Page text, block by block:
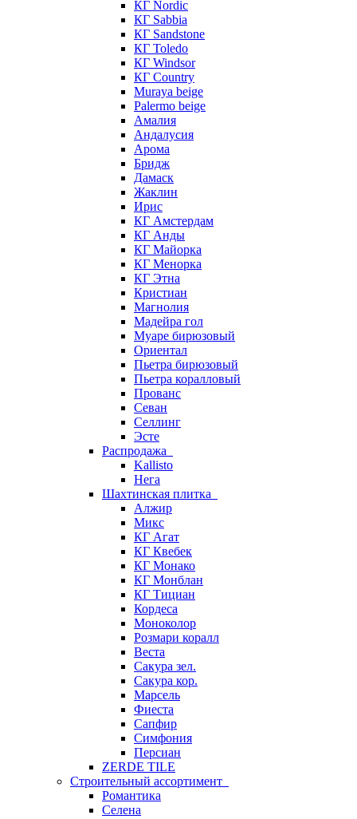
КГ Nordic
КГ Sabbia
КГ Sandstone
КГ Toledo
КГ Windsor
КГ Сountry
Muraya beige
Palermo beige
Амалия
Андалусия
Арома
Бридж
Дамаск
Жаклин
Ирис
КГ Амстердам
КГ Анды
КГ Майорка
КГ Менорка
КГ Этна
Кристиан
Магнолия
Мадейра гол
Муаре бирюзовый
Ориентал
Пьетра бирюзовый
Пьетра коралловый
Прованс
Севан
Селлинг
Эсте
Распродажа
Kallisto
Нега
Шахтинская плитка
Алжир
Микс
КГ Агат
КГ Квебек
КГ Монако
КГ Монблан
КГ Тициан
Кордеса
Моноколор
Розмари коралл
Веста
Сакура зел.
Сакура кор.
Марсель
Фиеста
Сапфир
Симфония
Персиан
ZERDE TILE
Строительный ассортимент
Романтика
Селена